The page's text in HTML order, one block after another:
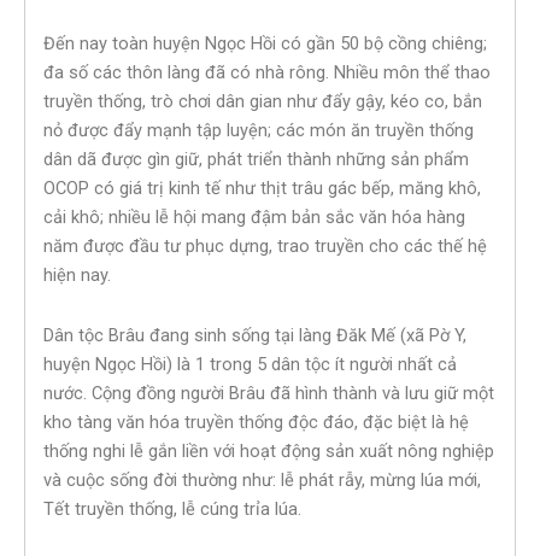
Đến nay toàn huyện Ngọc Hồi có gần 50 bộ cồng chiêng;
đa số các thôn làng đã có nhà rông. Nhiều môn thể thao
truyền thống, trò chơi dân gian như đẩy gậy, kéo co, bắn
nỏ được đẩy mạnh tập luyện; các món ăn truyền thống
dân dã được gìn giữ, phát triển thành những sản phẩm
OCOP có giá trị kinh tế như thịt trâu gác bếp, măng khô,
cải khô; nhiều lễ hội mang đậm bản sắc văn hóa hàng
năm được đầu tư phục dựng, trao truyền cho các thế hệ
hiện nay.
Dân tộc Brâu đang sinh sống tại làng Đăk Mế (xã Pờ Y,
huyện Ngọc Hồi) là 1 trong 5 dân tộc ít người nhất cả
nước. Cộng đồng người Brâu đã hình thành và lưu giữ một
kho tàng văn hóa truyền thống độc đáo, đặc biệt là hệ
thống nghi lễ gắn liền với hoạt động sản xuất nông nghiệp
và cuộc sống đời thường như: lễ phát rẫy, mừng lúa mới,
Tết truyền thống, lễ cúng trỉa lúa.